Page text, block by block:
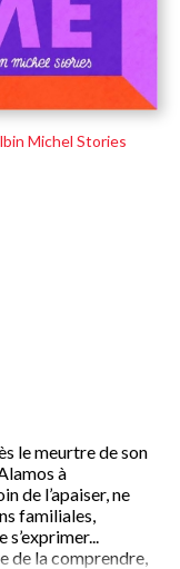
Michel Stories
le meurtre de son
à
de l’apaiser, ne
familiales,
de la comprendre,